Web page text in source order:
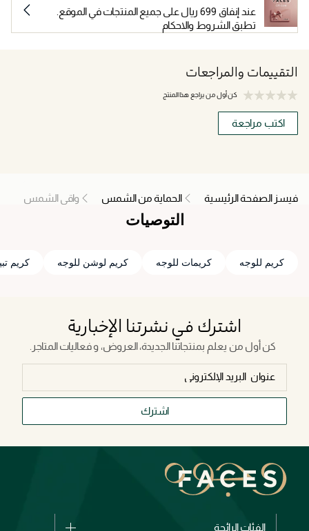
عند إنفاق 699 ريال على جميع المنتجات في الموقع.
تطبق الشروط والاحكام
التقييمات والمراجعات
كن أول من يراجع هذا المنتج
اكتب مراجعة
فيسز الصفحة الرئيسية الحماية من الشمس واقي الشمس
التوصيات
كريم للوجه كريمات للوجه كريم لوشن للوجه كريم
اشترك في نشرتنا الإخبارية
كن أول من يعلم بمنتجاتنا الجديدة، العروض، و فعاليات المتاجر.
اشترك
الفئات الرائجة